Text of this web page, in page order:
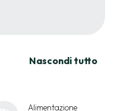
Nascondi tutto
Alimentazione